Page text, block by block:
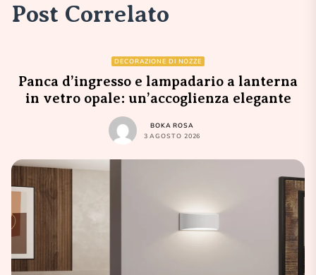
Post Correlato
DECORAZIONE DI NOZZE
Panca d’ingresso e lampadario a lanterna
in vetro opale: un’accoglienza elegante
BOKA ROSA
3 AGOSTO 2026